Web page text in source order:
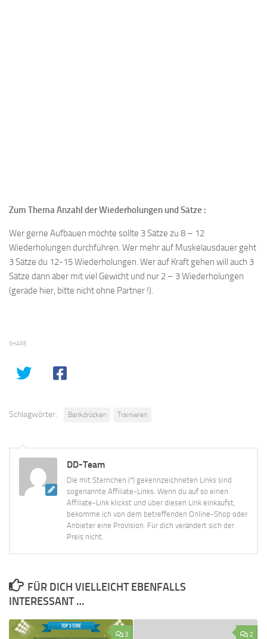
Zum Thema Anzahl der Wiederholungen und Sätze :
Wer gerne Aufbauen möchte sollte 3 Sätze zu 8 – 12
Wiederholungen durchführen. Wer mehr auf Muskelausdauer geht
3 Sätze du 12-15 Wiederholungen. Wer auf Kraft gehen will auch 3
Sätze dann aber mit viel Gewicht und nur 2 – 3 Wiederholungen
(gerade hier, bitte nicht ohne Partner !).
SHARE
Schlagwörter: Bankdrücken Trainieren
DD-Team
Die mit Sternchen (*) gekennzeichneten Links sind
sogenannte Affiliate-Links. Wenn du auf so einen
Affiliate-Link klickst und über diesen Link einkaufst,
bekomme ich von dem betreffenden Online-Shop oder
Anbieter eine Provision. Für dich verändert sich der
Preis nicht.
FÜR DICH VIELLEICHT EBENFALLS
INTERESSANT …
3 2